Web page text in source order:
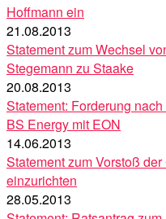
Hoffmann ein
21.08.2013
Statement zum Wechsel
Stegemann zu Staake
20.08.2013
Statement: Forderung
BS Energy mit EON
14.06.2013
Statement zum Vorstoß
einzurichten
28.05.2013